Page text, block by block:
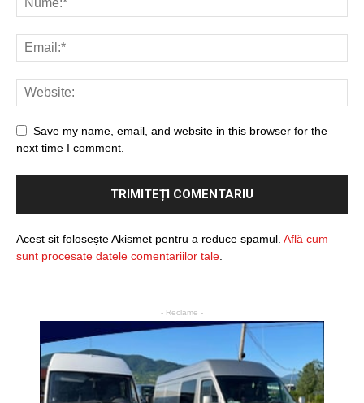
Save my name, email, and website in this browser for the
next time I comment.
Acest sit folosește Akismet pentru a reduce spamul. Află cum
sunt procesate datele comentariilor tale.
- Reclame -